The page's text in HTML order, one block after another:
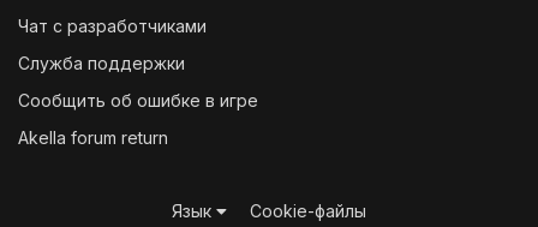
Чат с разработчиками
Служба поддержки
Сообщить об ошибке в игре
Akella forum return
Язык Cookie-файлы